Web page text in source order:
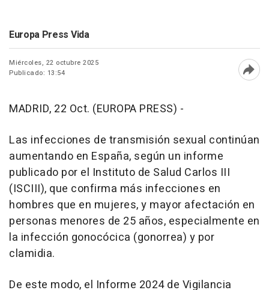
Europa Press Vida
Miércoles, 22 octubre 2025
Publicado: 13:54
MADRID, 22 Oct. (EUROPA PRESS) -
Las infecciones de transmisión sexual continúan
aumentando en España, según un informe
publicado por el Instituto de Salud Carlos III
(ISCIII), que confirma más infecciones en
hombres que en mujeres, y mayor afectación en
personas menores de 25 años, especialmente en
la infección gonocócica (gonorrea) y por
clamidia.
De este modo, el Informe 2024 de Vigilancia